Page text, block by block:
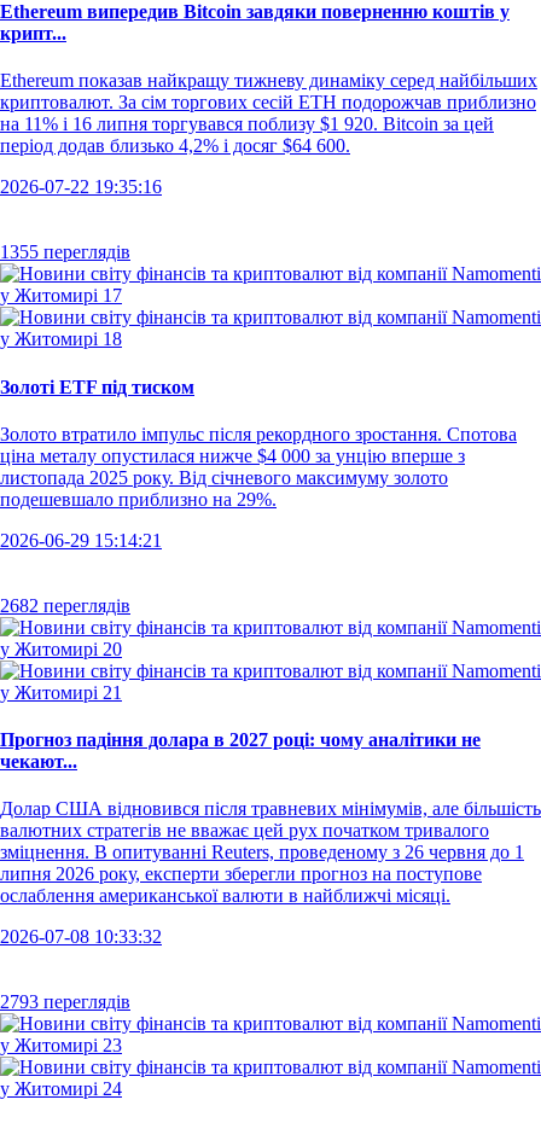
Ethereum випередив Bitcoin завдяки поверненню коштів у
крипт...
Ethereum показав найкращу тижневу динаміку серед найбільших
криптовалют. За сім торгових сесій ETH подорожчав приблизно
на 11% і 16 липня торгувався поблизу $1 920. Bitcoin за цей
період додав близько 4,2% і досяг $64 600.
2026-07-22 19:35:16
1355 переглядів
Золоті ETF під тиском
Золото втратило імпульс після рекордного зростання. Спотова
ціна металу опустилася нижче $4 000 за унцію вперше з
листопада 2025 року. Від січневого максимуму золото
подешевшало приблизно на 29%.
2026-06-29 15:14:21
2682 переглядів
Прогноз падіння долара в 2027 році: чому аналітики не
чекают...
Долар США відновився після травневих мінімумів, але більшість
валютних стратегів не вважає цей рух початком тривалого
зміцнення. В опитуванні Reuters, проведеному з 26 червня до 1
липня 2026 року, експерти зберегли прогноз на поступове
ослаблення американської валюти в найближчі місяці.
2026-07-08 10:33:32
2793 переглядів